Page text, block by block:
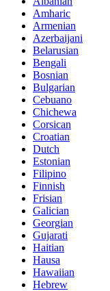
Amharic
Armenian
Azerbaijani
Belarusian
Bengali
Bosnian
Bulgarian
Cebuano
Chichewa
Corsican
Croatian
Dutch
Estonian
Filipino
Finnish
Frisian
Galician
Georgian
Gujarati
Haitian
Hausa
Hawaiian
Hebrew